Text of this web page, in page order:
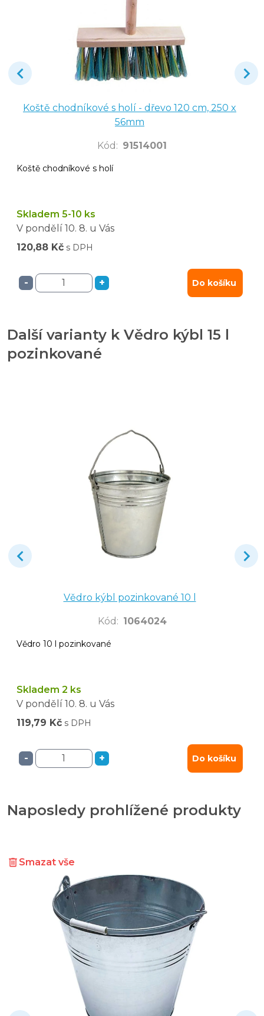
Koště chodníkové s holí - dřevo 120 cm, 250 x
56mm
Kód : 91514001
Koště chodníkové s holí
Skladem 5-10 ks
V pondělí 10. 8. u Vás
120,88 Kč s DPH
- + Do košíku
Další varianty k Vědro kýbl 15 l
pozinkované
Vědro kýbl pozinkované 10 l
Kód : 1064024
Vědro 10 l pozinkované
Skladem 2 ks
V pondělí 10. 8. u Vás
119,79 Kč s DPH
- + Do košíku
Naposledy prohlížené produkty
Smazat vše